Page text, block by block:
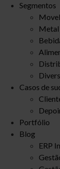
Segmentos
Metal
Casos de
Portfólio
Blog
ERP